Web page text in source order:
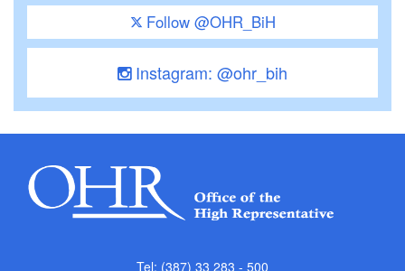
Follow @OHR_BiH
Instagram: @ohr_bih
Tel: (387) 33 283 - 500